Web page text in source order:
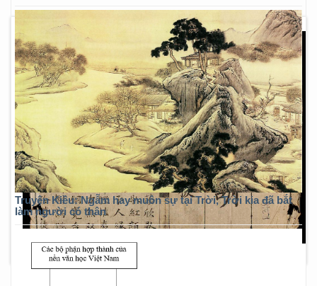
Truyện Kiều: Ngẫm hay muôn sự tại Trời, Trời kia đã bắt
làm người có thân